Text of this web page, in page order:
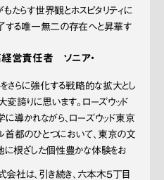
たらす世界観とホスピタリティに
する唯一無二の存在へと昇華す
営責任者 ソニア・
をさらに強化する戦略的な拡大とし
変誇りに思います。ローズウッド
かれながら、ローズウッド東京
首都のひとつにおいて、東京の文
に根ざした個性豊かな体験をお
社は、引き続き、六本木5丁目